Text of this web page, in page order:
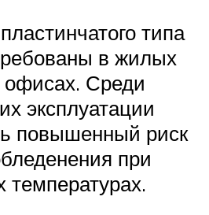
типа
в жилых
Среди
эксплуатации
повышенный риск
при
температурах.